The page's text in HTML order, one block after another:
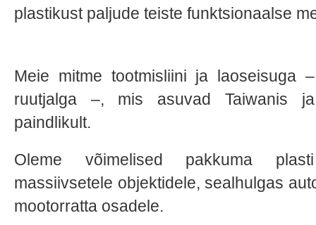
plastikust paljude teiste funktsionaalse
Meie mitme tootmisliini ja
ruutjalga –, mis asuvad Taiwanis ja
paindlikult.
Oleme võimelised pakkuma
massiivsetele objektidele, sealhulgas
mootorratta osadele.